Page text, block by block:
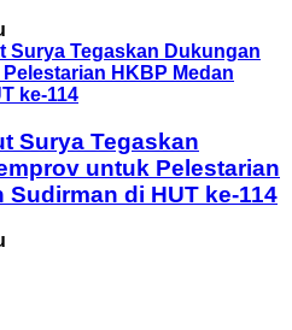
Surya Tegaskan
untuk Pelestarian
Sudirman di HUT ke-114